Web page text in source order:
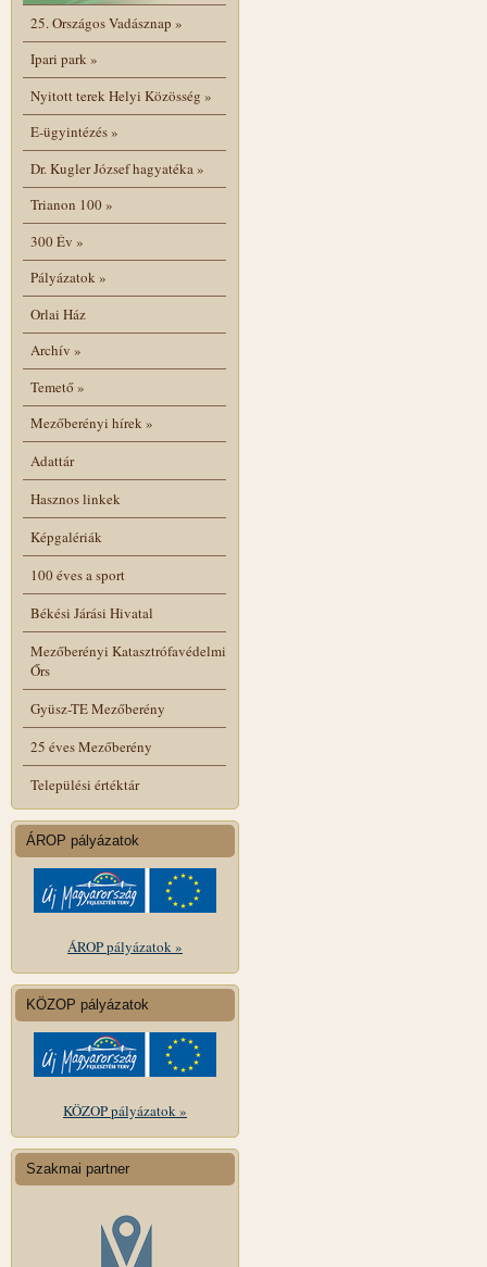
25. Országos Vadásznap »
Ipari park»
Nyitott terek Helyi Közösség »
E-ügyintézés»
Dr. Kugler József hagyatéka»
Trianon 100»
300 Év »
Pályázatok»
Orlai Ház
Archív »
Temető»
Mezőberényi hírek»
Adattár
Hasznos linkek
Képgalériák
100 éves a sport
Békési Járási Hivatal
Mezőberényi Katasztrófavédelmi
Őrs
Gyüsz-TE Mezőberény
25 éves Mezőberény
Települési értéktár
ÁROP pályázatok
ÁROP pályázatok »
KÖZOP pályázatok
KÖZOP pályázatok »
Szakmai partner